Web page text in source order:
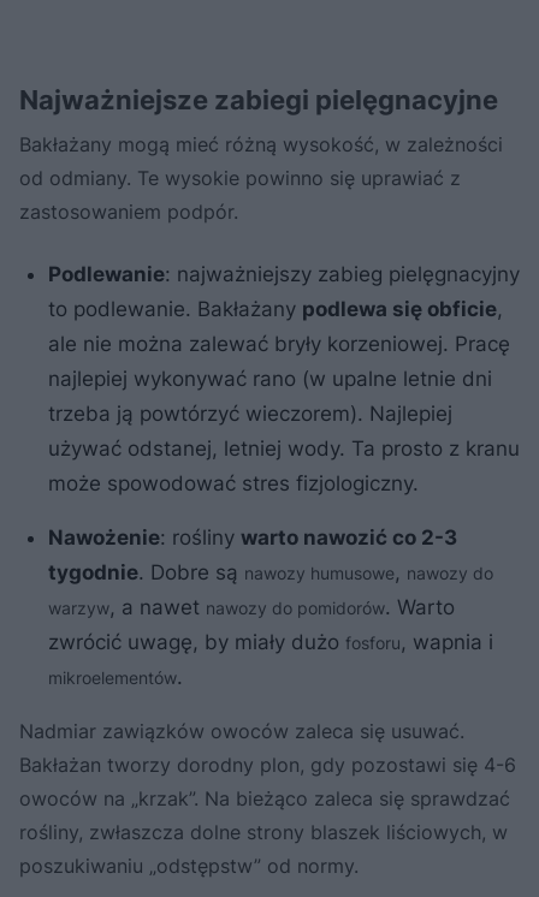
​Najważniejsze zabiegi pielęgnacyjne
Bakłażany mogą mieć różną wysokość, w zależności
od odmiany. Te wysokie powinno się uprawiać z
zastosowaniem podpór.
Podlewanie: najważniejszy zabieg pielęgnacyjny
to podlewanie. Bakłażany podlewa się obficie,
ale nie można zalewać bryły korzeniowej. Pracę
najlepiej wykonywać rano (w upalne letnie dni
trzeba ją powtórzyć wieczorem). Najlepiej
używać odstanej, letniej wody. Ta prosto z kranu
może spowodować stres fizjologiczny.
Nawożenie: rośliny warto nawozić co 2-3
tygodnie. Dobre są nawozy humusowe, nawozy do
warzyw, a nawet nawozy do pomidorów. Warto
zwrócić uwagę, by miały dużo fosforu, wapnia i
mikroelementów.
Nadmiar zawiązków owoców zaleca się usuwać.
Bakłażan tworzy dorodny plon, gdy pozostawi się 4-6
owoców na „krzak”. Na bieżąco zaleca się sprawdzać
rośliny, zwłaszcza dolne strony blaszek liściowych, w
poszukiwaniu „odstępstw” od normy.